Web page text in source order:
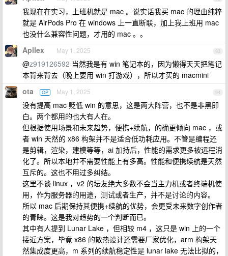
我现在在实习，上班机就是 mac 。说实话我买 mac 的理由纯粹
就是 AirPods Pro 在 windows 上一直断联，加上我上班用 mac
也没什么兼容性问题，才用的 mac 。。
93
Apllex May 1, 2025
@z919126592 当然我是有 win 笔记本的，因为懒得天天把笔记
本背来背去（晚上要用 win 打游戏），所以才买的 macmini
94
ota OP May 1, 2025
没有提高 mac 贬低 win 的意思，这是两大阵营，也不是非黑即
白。两个都用的也大有人在。
但根据使用场景和未来趋势，便携+续航，的确更倾向 mac ，或
者 win 天然的 x86 构架并不是适合低功耗应用。不管是编程还
是剪辑，渲染，建模等等，ai 加持后，性能的需求更多被远程消
化了。所以本地并不需要性能上有多高。性能和便携续航是天然
互斥的。这也不用过多纠结。
这里不谈 linux ，v2 的坛友绝大多数不会当主力机或者终端机使
用，作为服务器的用途，测试或者生产，并不是讨论的内容。
所以 mac 后期保持其便携+续航的优势，会更受未来数字创作者
的青睐。这是我对趋势的一个判断而已。
其中有人提到 Lunar Lake ，但相较 m4 ，这只是 win 上的一个
接近方案，毕竟 x86 的散热设计还需要厂家优化，arm 构架天
然集成度更高，m 系列的续航稳定性是 lunar lake 无法比拟的，